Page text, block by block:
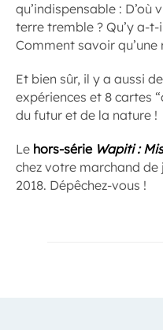
qu’indispensable : D’où
terre tremble ? Qu’y a-
Comment savoir
Et bien sûr, il y a aussi
expériences et 8 cartes
du futur et de la nature !
Le hors-série Wapiti :
chez votre marchand de
2018. Dépêchez-vous !